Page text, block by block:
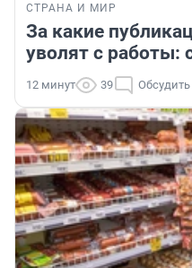
СТРАНА И МИР
За какие
уволят с работы:
12 минут 39 Обсудить